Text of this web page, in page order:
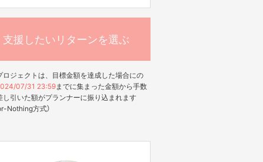
支援したいリターンを選ぶ
ロジェクトは、目標金額を達成した場合にの
07/31 23:59までに集まった金額から手数
し引いた額がプランナーに振り込まれます
Nothing方式）